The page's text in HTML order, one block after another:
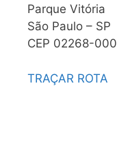
Parque Vitória
São Paulo – SP
CEP 02268-000
TRAÇAR ROTA